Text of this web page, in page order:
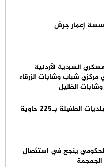
إعمار جرش
السردية الأردنية
مركزي شباب وشابات الزرقاء
الظليل
الطفيلة بـ225 حاوية
ينجح في استئصال